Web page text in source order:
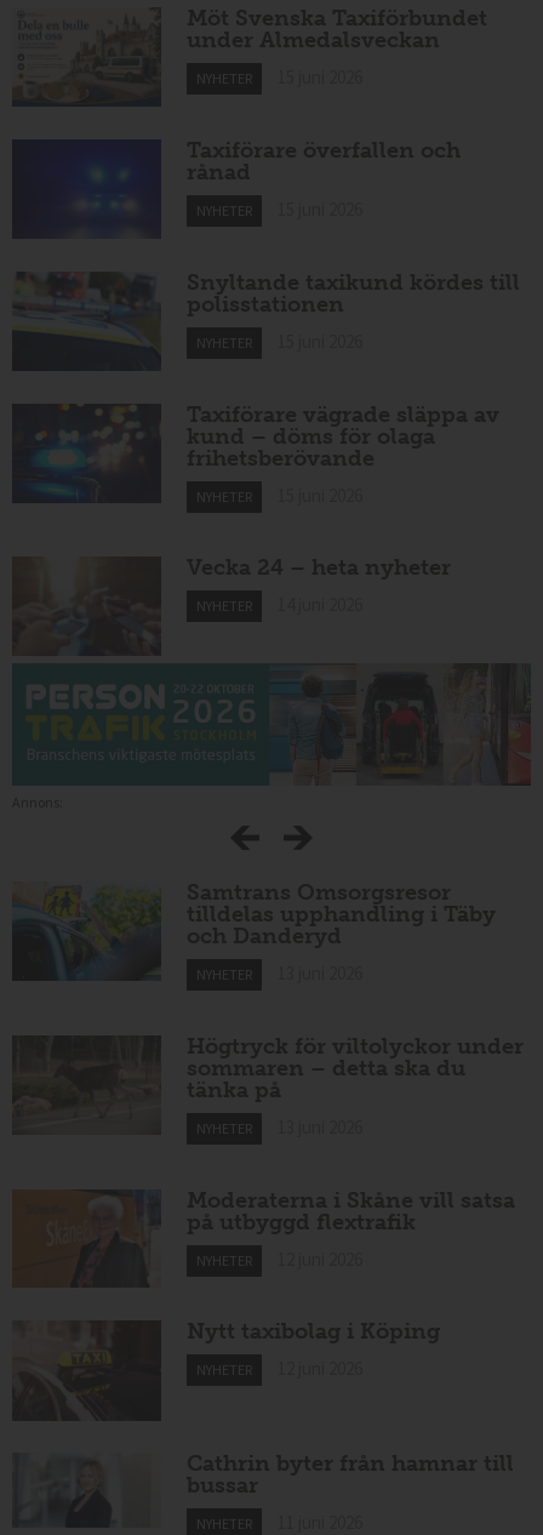
Möt Svenska Taxiförbundet
under Almedalsveckan
NYHETER
Taxiförare överfallen och
rånad
NYHETER
Snyltande taxikund kördes till
polisstationen
NYHETER
Taxiförare vägrade släppa av
kund – döms för olaga
frihetsberövande
NYHETER
Vecka 24 – heta nyheter
NYHETER
Samtrans Omsorgsresor
tilldelas upphandling i Täby
och Danderyd
NYHETER
Högtryck för viltolyckor under
sommaren – detta ska du
tänka på
NYHETER
Moderaterna i Skåne vill satsa
på utbyggd flextrafik
NYHETER
Nytt taxibolag i Köping
NYHETER
Cathrin byter från hamnar till
bussar
NYHETER